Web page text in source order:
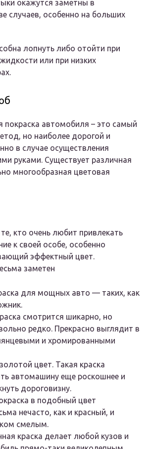
окажутся заметны в
случаев, особенно на больших
лопнуть либо отойти при
или при низких
покраска автомобиля – это самый
но наиболее дорогой и
в случае осуществления
руками. Существует различная
многообразная цветовая
кто очень любит привлекать
к своей особе, особенно
эффектный цвет.
заметен
для мощных авто — таких, как
смотрится шикарно, но
редко. Прекрасно выглядит в
и хромированными
цвет. Такая краска
автомашину еще роскошнее и
дороговизну.
в подобный цвет
нечасто, как и красный, и
смелым.
краска делает любой кузов и